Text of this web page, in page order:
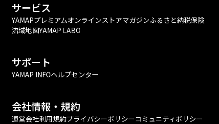
サービス
YAMAPプレミアムオンラインストアマガジンふるさと納税保険
流域地図YAMAP LABO
サポート
YAMAP INFOヘルプセンター
会社情報・規約
運営会社利用規約プライバシーポリシーコミュニティポリシー